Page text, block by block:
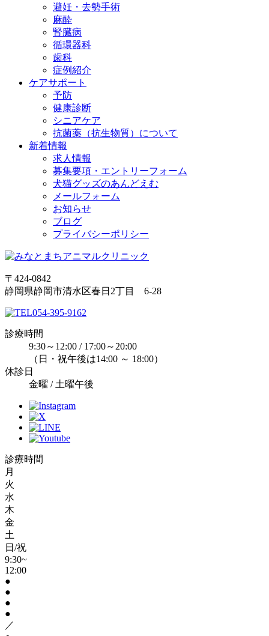
避妊・去勢手術
麻酔
腎臓病
循環器科
歯科
症例紹介
ケアサポート
予防
健康診断
シニアケア
抗菌薬（抗生物質）について
新着情報
求人情報
募集要項・エントリーフォーム
犬猫グッズのあんどえむ
メールフォーム
お知らせ
ブログ
プライバシーポリシー
〒424-0842
静岡県静岡市清水区春日2丁目 6-28
054-395-9162
診療時間
9:30～12:00 / 17:00～20:00
（日・祝午後は14:00 ～ 18:00）
休診日
金曜 / 土曜午後
診療時間
月
火
水
木
金
土
日/祝
9:30~
12:00
●
●
●
●
／